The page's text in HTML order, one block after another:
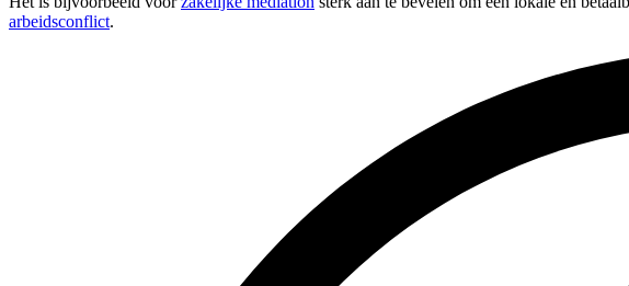
arbeidsconflict.